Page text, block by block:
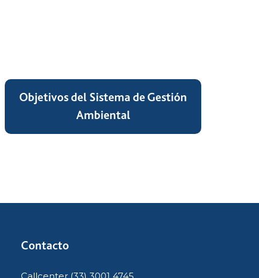
Objetivos del Sistema de Gestión
Ambiental
Contacto